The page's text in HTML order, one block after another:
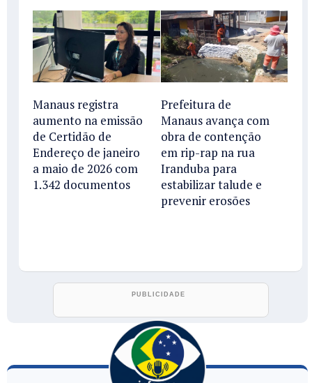
Manaus registra
aumento na emissão
de Certidão de
Endereço de janeiro
a maio de 2026 com
1.342 documentos
Prefeitura de
Manaus avança com
obra de contenção
em rip-rap na rua
Iranduba para
estabilizar talude e
prevenir erosões